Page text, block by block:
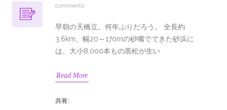
comments
早朝の天橋立。何年ぶりだろう。 全長約
3.6km、幅20～170mの砂嘴でできた砂浜に
は、大小8,000本もの黒松が生い
Read More
共有: